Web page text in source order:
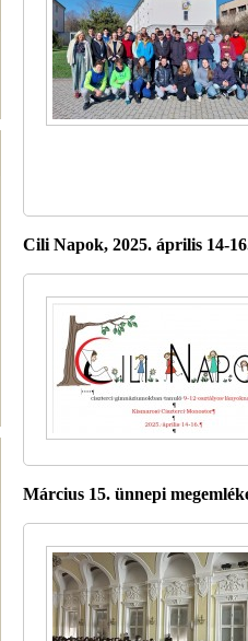
Cili Napok, 2025. április 14-
Március 15. ünnepi